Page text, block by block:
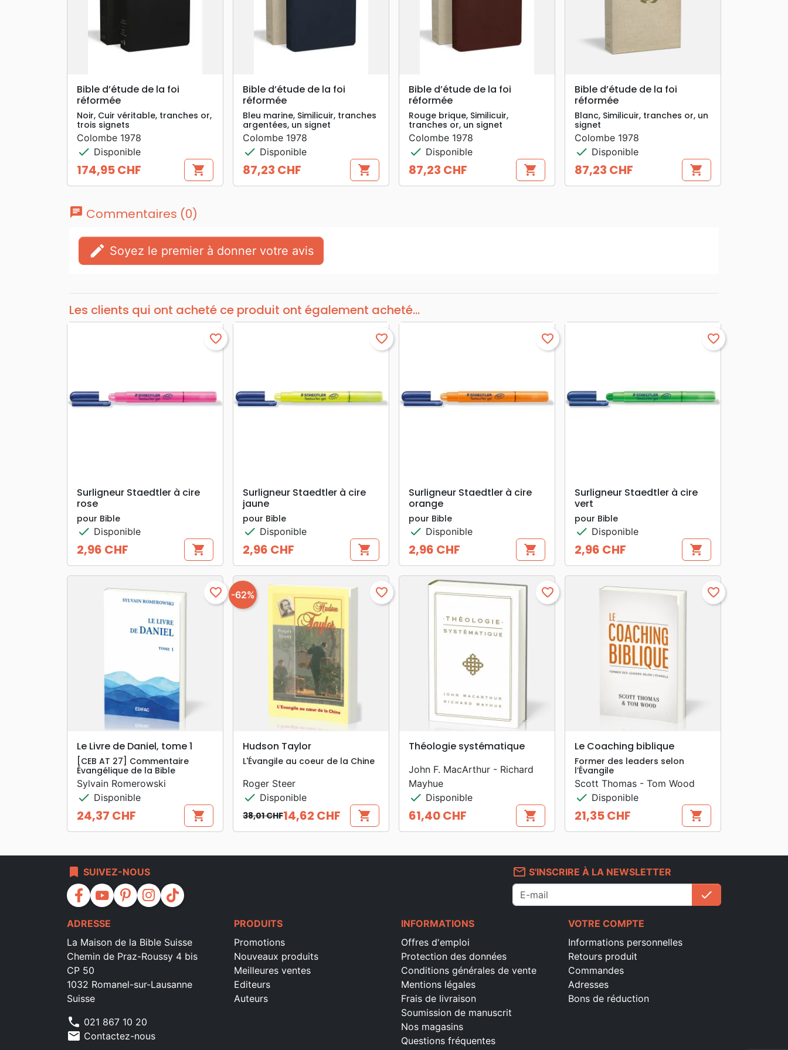
searchAPERÇU RAPIDE
Bible d’étude de la foi
réformée
Noir, Cuir véritable, tranches or,
trois signets
Colombe 1978
check Disponible
Prix
174,95 CHF shopping_cart
searchAPERÇU RAPIDE
Bible d’étude de la foi
réformée
Bleu marine, Similicuir, tranches
argentées, un signet
Colombe 1978
check Disponible
Prix
87,23 CHF shopping_cart
searchAPERÇU RAPIDE
Bible d’étude de la foi
réformée
Rouge brique, Similicuir,
tranches or, un signet
Colombe 1978
check Disponible
Prix
87,23 CHF shopping_cart
searchAPERÇU RAPIDE
Bible d’étude de la foi
réformée
Blanc, Similicuir, tranches or, un
signet
Colombe 1978
check Disponible
Prix
87,23 CHF shopping_cart
chat Commentaires (0)
edit Soyez le premier à donner votre avis
Les clients qui ont acheté ce produit ont également acheté...
search APERÇU RAPIDE
favorite_border
Surligneur Staedtler à cire
rose
pour Bible
check Disponible
Prix
2,96 CHF shopping_cart
search APERÇU RAPIDE
favorite_border
Surligneur Staedtler à cire
jaune
pour Bible
check Disponible
Prix
2,96 CHF shopping_cart
search APERÇU RAPIDE
favorite_border
Surligneur Staedtler à cire
orange
pour Bible
check Disponible
Prix
2,96 CHF shopping_cart
search APERÇU RAPIDE
favorite_border
Surligneur Staedtler à cire
vert
pour Bible
check Disponible
Prix
2,96 CHF shopping_cart
search APERÇU RAPIDE
favorite_border
Le Livre de Daniel, tome 1
[CEB AT 27] Commentaire
Évangélique de la Bible
Sylvain Romerowski
check Disponible
Prix
24,37 CHF shopping_cart
search APERÇU RAPIDE
-62% favorite_border
Hudson Taylor
L'Évangile au coeur de la Chine
Roger Steer
check Disponible
Prix de base
38,01 CHF
Prix 14,62 CHF shopping_cart
search APERÇU RAPIDE
favorite_border
Théologie systématique
John F. MacArthur - Richard
Mayhue
check Disponible
Prix
61,40 CHF shopping_cart
search APERÇU RAPIDE
favorite_border
Le Coaching biblique
Former des leaders selon
l’Évangile
Scott Thomas - Tom Wood
check Disponible
Prix
21,35 CHF shopping_cart
bookmark SUIVEZ-NOUS
facebook youtube pinterest instagram tiktok
mail_outline S'INSCRIRE À LA NEWSLETTER
check
ADRESSE
La Maison de la Bible Suisse
Chemin de Praz-Roussy 4 bis
CP 50
1032 Romanel-sur-Lausanne
Suisse
phone 021 867 10 20
mail Contactez-nous
PRODUITS
Promotions
Nouveaux produits
Meilleures ventes
Editeurs
Auteurs
INFORMATIONS
Offres d'emploi
Protection des données
Conditions générales de vente
Mentions légales
Frais de livraison
Soumission de manuscrit
Nos magasins
Questions fréquentes
VOTRE COMPTE
Informations personnelles
Retours produit
Commandes
Adresses
Bons de réduction